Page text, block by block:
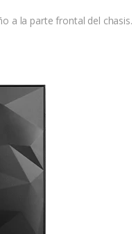
a la parte frontal del chasis.